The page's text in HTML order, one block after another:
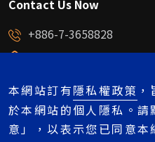
Contact Us Now
+886-7-3658828
service@jihlin.com.tw
高雄市楠梓區中央路58號
Copyright © 2026 界霖科技股份有限公
本網站訂有隱私權政策
於本網站的個人隱私。請
意」，以表示您已同意本